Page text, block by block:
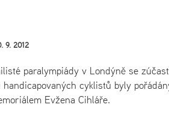
9. 2012
paralympiády v Londýně se
cyklistů byly
Evžena Cihláře.